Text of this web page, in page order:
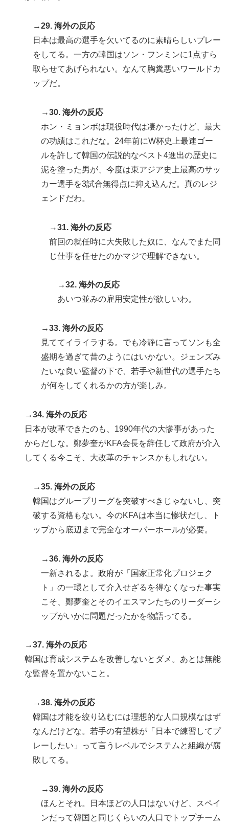
→29. 海外の反応
日本は最高の選手を欠いてるのに素晴らしいプレー
をしてる。一方の韓国はソン・フンミンに1点すら
取らせてあげられない。なんて胸糞悪いワールドカ
ップだ。
→30. 海外の反応
ホン・ミョンボは現役時代は凄かったけど、最大
の功績はこれだな。24年前にW杯史上最速ゴー
ルを許して韓国の伝説的なベスト4進出の歴史に
泥を塗った男が、今度は東アジア史上最高のサッ
カー選手を3試合無得点に抑え込んだ。真のレジ
ェンドだわ。
→31. 海外の反応
前回の就任時に大失敗した奴に、なんでまた同
じ仕事を任せたのかマジで理解できない。
→32. 海外の反応
あいつ並みの雇用安定性が欲しいわ。
→33. 海外の反応
見ててイライラする。でも冷静に言ってソンも全
盛期を過ぎて昔のようにはいかない。ジェンズみ
たいな良い監督の下で、若手や新世代の選手たち
が何をしてくれるかの方が楽しみ。
→34. 海外の反応
日本が改革できたのも、1990年代の大惨事があった
からだしな。鄭夢奎がKFA会長を辞任して政府が介入
してくる今こそ、大改革のチャンスかもしれない。
→35. 海外の反応
韓国はグループリーグを突破すべきじゃないし、突
破する資格もない。今のKFAは本当に惨状だし、ト
ップから底辺まで完全なオーバーホールが必要。
→36. 海外の反応
一新されるよ。政府が「国家正常化プロジェク
ト」の一環として介入せざるを得なくなった事実
こそ、鄭夢奎とそのイエスマンたちのリーダーシ
ップがいかに問題だったかを物語ってる。
→37. 海外の反応
韓国は育成システムを改善しないとダメ。あとは無能
な監督を置かないこと。
→38. 海外の反応
韓国は才能を絞り込むには理想的な人口規模なはず
なんだけどな。若手の有望株が「日本で練習してプ
レーしたい」って言うレベルでシステムと組織が腐
敗してる。
→39. 海外の反応
ほんとそれ。日本ほどの人口はないけど、スペイ
ンだって韓国と同じくらいの人口でトップチーム